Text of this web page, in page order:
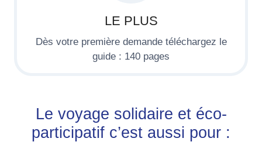
LE PLUS
Dès votre première demande téléchargez le
guide : 140 pages
Le voyage solidaire et éco-
participatif c’est aussi pour :